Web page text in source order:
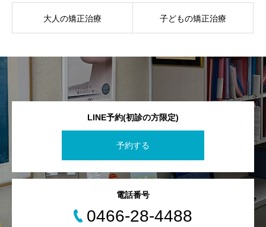
大人の矯正治療 子どもの矯正治療
LINE予約(初診の方限定)
予約する
電話番号
0466-28-4488